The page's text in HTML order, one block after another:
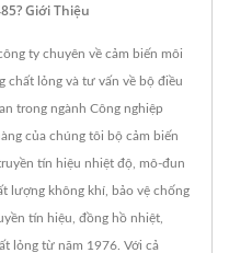
Giới Thiệu
ty chuyên về cảm biến môi
lỏng và tư vấn về bộ điều
trong ngành Công nghiệp
của chúng tôi bộ cảm biến
tín hiệu nhiệt độ, mô-đun
lượng không khí, bảo vệ chống
tín hiệu, đồng hồ nhiệt,
lỏng từ năm 1976. Với cả